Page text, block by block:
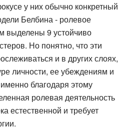
у них обычно конкретный
Белбина - ролевое
выделены 9 устойчиво
Но понятно, что эти
и в других слоях,
личности, ее убеждениям и
благодаря этому
ролевая деятельность
естественной и требует